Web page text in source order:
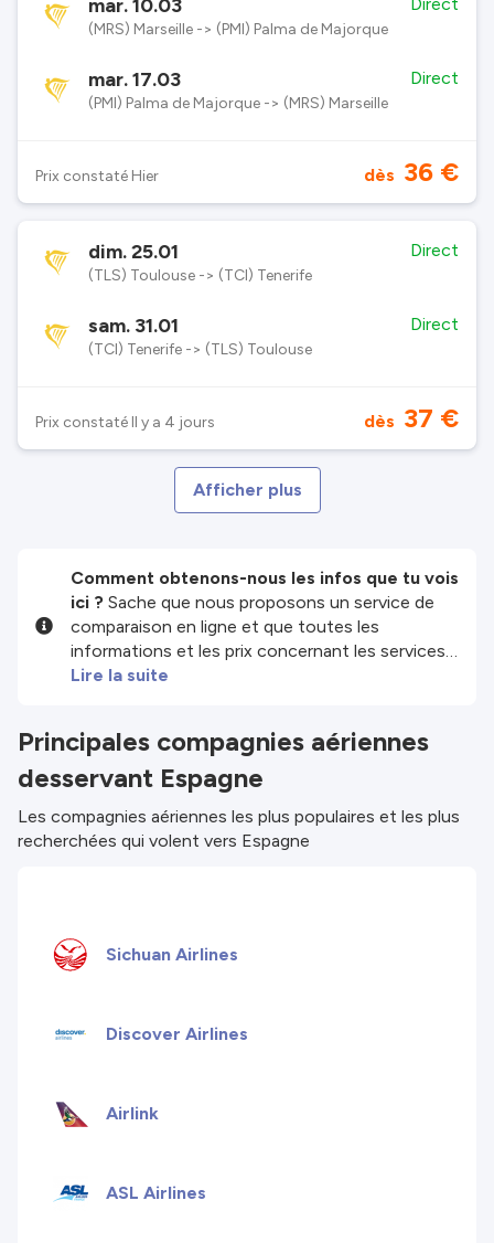
mar. 10.03
(MRS) Marseille -> (PMI) Palma de Majorque
mar. 17.03
(PMI) Palma de Majorque -> (MRS) Marseille
Direct
Prix constaté Hier dès 36 €
dim. 25.01
(TLS) Toulouse -> (TCI) Tenerife
Direct
sam. 31.01
(TCI) Tenerife -> (TLS) Toulouse
Direct
Prix constaté Il y a 4 jours dès 37 €
Afficher plus
Comment obtenons-nous les infos que tu vois
ici ? Sache que nous proposons un service de
comparaison en ligne et que toutes les
informations et les prix concernant les services
et/ou produits disponibles sur notre site sont
mais garde à l'esprit que nous ne sommes pas
responsables de l'exhaustivité ou de l'exactitude
des infos publiées. Vérifie donc attentivement
toutes les conditions sur le site du partenaire
avant de réserver. Consulte nos
Lire la suite
Principales compagnies aériennes
desservant Espagne
Les compagnies aériennes les plus populaires et les plus
recherchées qui volent vers Espagne
Sichuan Airlines
Discover Airlines
Airlink
ASL Airlines